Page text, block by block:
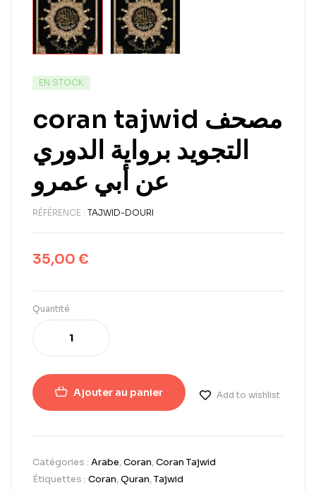
EN STOCK
coran tajwid مصحف
التجويد برواية الدوري
عن أبي عمرو
RÉFÉRENCE : TAJWID-DOURI
35,00 €
Quantité
Ajouter au panier Add to wishlist
Catégories : Arabe,Coran,Coran Tajwid
Étiquettes : Coran,Quran,Tajwid